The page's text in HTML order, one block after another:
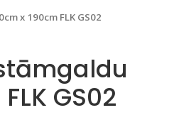
x 190cm FLK GS02
GS02